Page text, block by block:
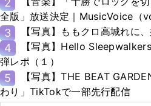
2
全版」放送決定｜MusicVoice（
3 【写真】ももクロ高城れに
4
【写真】Hello
弾レポ（１）
5
【写真】THE BEAT
わり」TikTokで一部先行配信